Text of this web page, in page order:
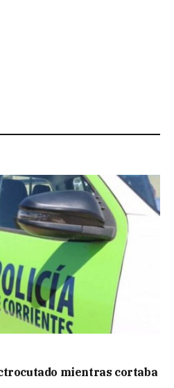
mientras cortaba